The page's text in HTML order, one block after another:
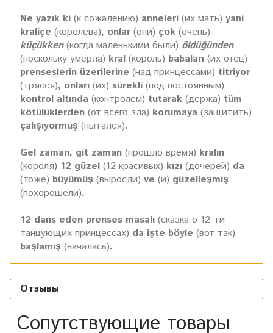
Ne yazık ki (к сожалению) anneleri (их мать) yani
kraliçe (королева), onlar (они) çok (очень)
küçükken (когда маленькими были) öldüğünden
(поскольку умерла) kral (король) babaları (их отец)
prenseslerin üzerilerine (над принцессами) titriyor
(трясся), onları (их) sürekli (под постоянным)
kontrol altında (контролем) tutarak (держа) tüm
kötülüklerden (от всего зла) korumaya (защитить)
çalışıyormuş (пытался).
Gel zaman, git zaman (прошло время) kralın
(короля) 12 güzel (12 красивых) kızı (дочерей) da
(тоже) büyümüş (выросли) ve (и) güzelleşmiş
(похорошели).
12 dans eden prenses masalı (сказка о 12-ти
танцующих принцессах) da işte böyle (вот так)
başlamış (началась).
Отзывы
Сопутствующие товары